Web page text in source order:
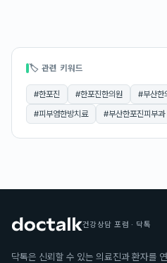
🏷 관련 키워드
#한포진 #한포진한의원 #부산한
#피부염한방치료 #부산한포진피부과
건강상담 포럼 · 닥톡
닥톡은 신뢰할 수 있는 의료진과 환자를